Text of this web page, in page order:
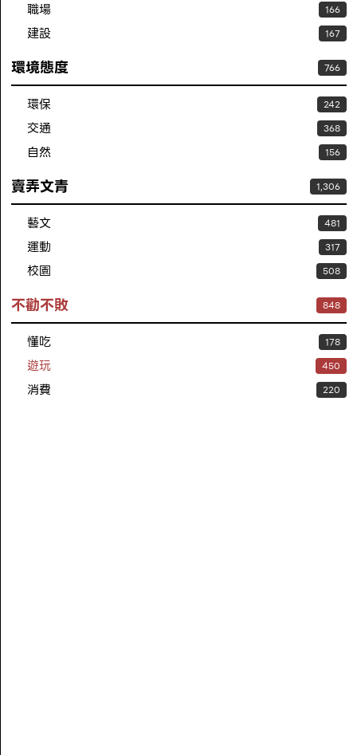
職場 166
建設 167
環境態度 766
環保 242
交通 368
自然 156
賣弄文青 1,306
藝文 481
運動 317
校園 508
不勸不敗 848
懂吃 178
遊玩 450
消費 220